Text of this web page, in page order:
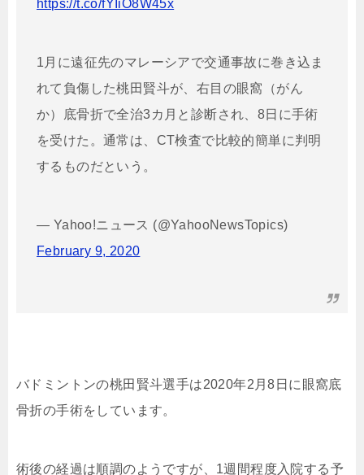
https://t.co/fYIiO8W45x
1月に遠征先のマレーシアで交通事故に巻き込ま
れて負傷した桃田賢斗が、右目の眼窩（がん
か）底骨折で全治3カ月と診断され、8日に手術
を受けた。通常は、CT検査で比較的簡単に判明
するものだという。
— Yahoo!ニュース (@YahooNewsTopics)
February 9, 2020
バドミントンの桃田賢斗選手は2020年2月8日に眼窩底
骨折の手術をしています。
術後の経過は順調のようですが、1週間程度入院する予